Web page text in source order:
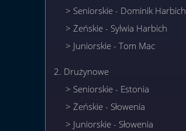
> Seniorskie - Dominik Harbich
> Żeńskie - Sylwia Harbich
> Juniorskie - Tom Mac
2. Drużynowe
> Seniorskie - Estonia
> Żeńskie - Słowenia
> Juniorskie - Słowenia